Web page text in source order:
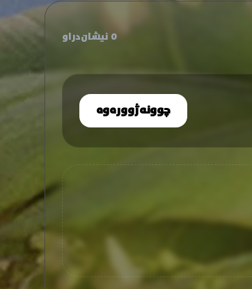
0 نیشان‌دراو
چوونەژوورەوە